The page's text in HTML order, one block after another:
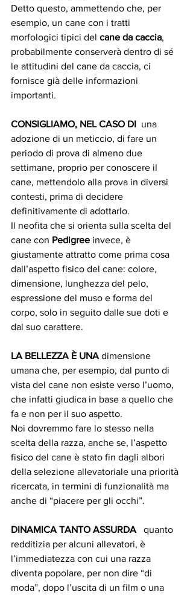
Detto questo, ammettendo che, per
esempio, un cane con i tratti
morfologici tipici del cane da caccia,
probabilmente conserverà dentro di sé
le attitudini del cane da caccia, ci
fornisce già delle informazioni
importanti.
CONSIGLIAMO, NEL CASO DI una
adozione di un meticcio, di fare un
periodo di prova di almeno due
settimane, proprio per conoscere il
cane, mettendolo alla prova in diversi
contesti, prima di decidere
definitivamente di adottarlo.
Il neofita che si orienta sulla scelta del
cane con Pedigree invece, è
giustamente attratto come prima cosa
dall’aspetto fisico del cane: colore,
dimensione, lunghezza del pelo,
espressione del muso e forma del
corpo, solo in seguito dalle sue doti e
dal suo carattere.
LA BELLEZZA È UNA dimensione
umana che, per esempio, dal punto di
vista del cane non esiste verso l’uomo,
che infatti giudica in base a quello che
fa e non per il suo aspetto.
Noi dovremmo fare lo stesso nella
scelta della razza, anche se, l’aspetto
fisico del cane è stato fin dagli albori
della selezione allevatoriale una priorità
ricercata, in termini di funzionalità ma
anche di “piacere per gli occhi”.
DINAMICA TANTO ASSURDA
quanto
redditizia per alcuni allevatori, è
l’immediatezza con cui una razza
diventa popolare, per non dire “di
moda”, dopo l’uscita di un film o una